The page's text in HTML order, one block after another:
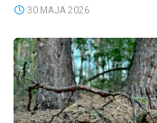
30 MAJA 2026